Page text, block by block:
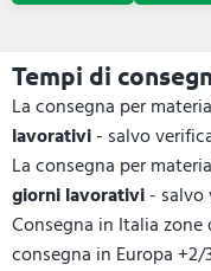
Tempi di
La consegna per
lavorativi- salvo
La consegna per
giorni lavorativi-
Consegna in Italia
consegna in Europa